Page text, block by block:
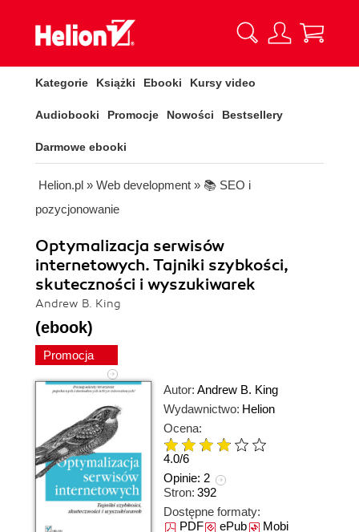
Kategorie Książki Ebooki Kursy video
Audiobooki Promocje Nowości Bestsellery
Darmowe ebooki
Helion.pl » Web development » 📚 SEO i
pozycjonowanie
Optymalizacja serwisów
internetowych. Tajniki szybkości,
skuteczności i wyszukiwarek
Andrew B. King
(ebook)
Promocja
Autor: Andrew B. King
Wydawnictwo: Helion
Ocena:
4.0/6
Opinie: 2
Stron: 392
Dostępne formaty:
PDFePubMobi